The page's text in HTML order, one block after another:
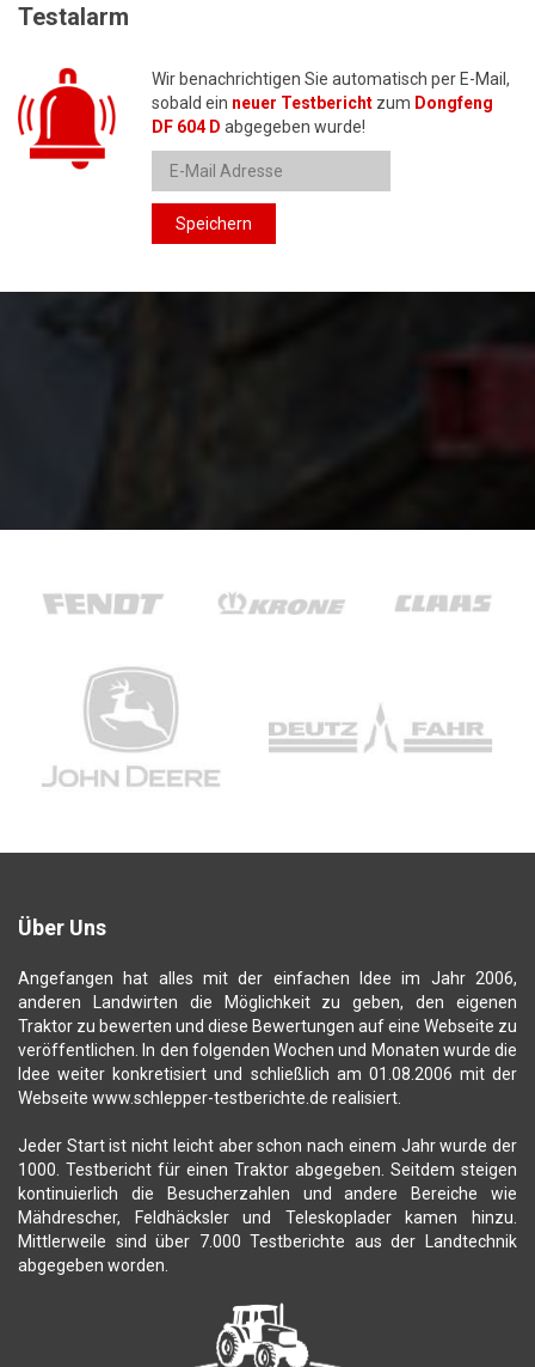
Testalarm
Wir benachrichtigen Sie automatisch per E-Mail,
sobald ein neuer Testbericht zum Dongfeng
DF 604 D abgegeben wurde!
Speichern
Über Uns
Angefangen hat alles mit der einfachen Idee im Jahr 2006,
anderen Landwirten die Möglichkeit zu geben, den eigenen
Traktor zu bewerten und diese Bewertungen auf eine Webseite zu
veröffentlichen. In den folgenden Wochen und Monaten wurde die
Idee weiter konkretisiert und schließlich am 01.08.2006 mit der
Webseite www.schlepper-testberichte.de realisiert.
Jeder Start ist nicht leicht aber schon nach einem Jahr wurde der
1000. Testbericht für einen Traktor abgegeben. Seitdem steigen
kontinuierlich die Besucherzahlen und andere Bereiche wie
Mähdrescher, Feldhäcksler und Teleskoplader kamen hinzu.
Mittlerweile sind über 7.000 Testberichte aus der Landtechnik
abgegeben worden.